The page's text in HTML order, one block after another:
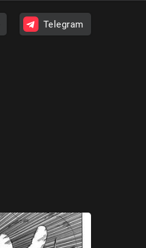
Telegram